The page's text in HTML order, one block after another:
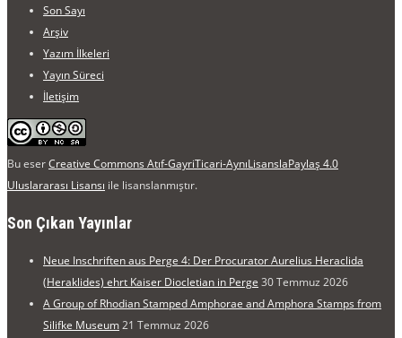
Son Sayı
Arşiv
Yazım İlkeleri
Yayın Süreci
İletişim
Bu eserCreative Commons Atıf-GayriTicari-AynıLisanslaPaylaş 4.0
Uluslararası Lisansı ile lisanslanmıştır.
Son Çıkan Yayınlar
Neue Inschriften aus Perge 4: Der Procurator Aurelius Heraclida
(Heraklides) ehrt Kaiser Diocletian in Perge 30 Temmuz 2026
A Group of Rhodian Stamped Amphorae and Amphora Stamps from
Silifke Museum21 Temmuz 2026